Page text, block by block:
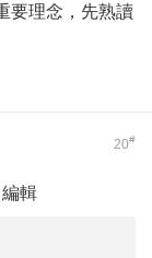
要理念，先熟讀
20#
輯